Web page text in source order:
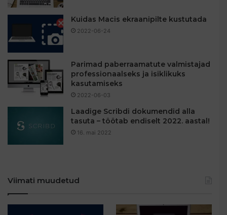
Kuidas Macis ekraanipilte kustutada
2022-06-24
Parimad paberraamatute valmistajad
professionaalseks ja isiklikuks
kasutamiseks
2022-06-03
Laadige Scribdi dokumendid alla
tasuta – töötab endiselt 2022. aastal!
16. mai 2022
Viimati muudetud